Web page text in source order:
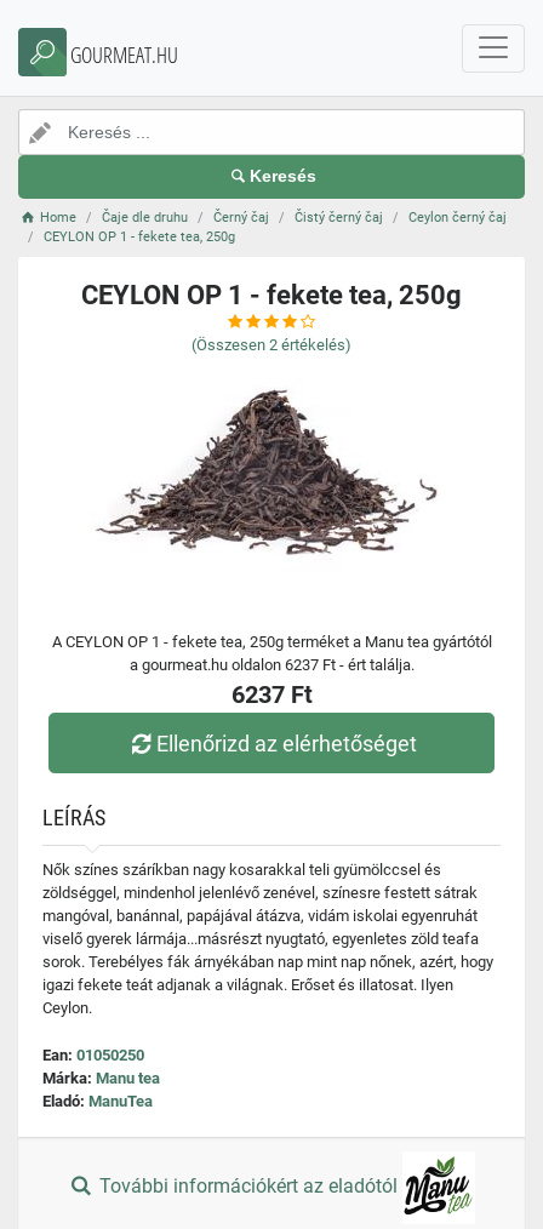
GOURMEAT.HU
Keresés
Home Čaje dle druhu Černý čaj Čistý černý čaj
Ceylon černý čaj
CEYLON OP 1 - fekete tea, 250g
CEYLON OP 1 - fekete tea, 250g
(Összesen 2 értékelés)
A CEYLON OP 1 - fekete tea, 250g terméket a Manu tea gyártótól
a gourmeat.hu oldalon 6237 Ft - ért találja.
6237 Ft
Ellenőrizd az elérhetőséget
LEÍRÁS
Nők színes száríkban nagy kosarakkal teli gyümölccsel és
zöldséggel, mindenhol jelenlévő zenével, színesre festett sátrak
mangóval, banánnal, papájával átázva, vidám iskolai egyenruhát
viselő gyerek lármája...másrészt nyugtató, egyenletes zöld teafa
sorok. Terebélyes fák árnyékában nap mint nap nőnek, azért, hogy
igazi fekete teát adjanak a világnak. Erőset és illatosat. Ilyen
Ceylon.
Ean: 01050250
Márka: Manu tea
Eladó: ManuTea
További információkért az eladótól